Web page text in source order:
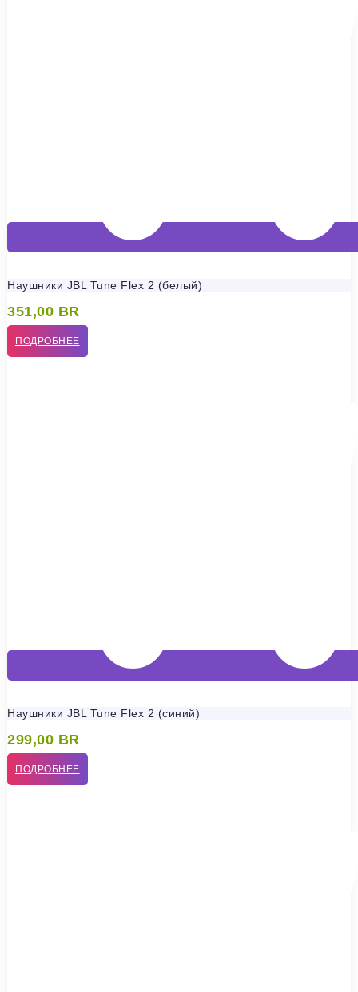
Наушники JBL Tune Flex 2 (белый)
351,00 BR
ПОДРОБНЕЕ
Наушники JBL Tune Flex 2 (синий)
299,00 BR
ПОДРОБНЕЕ